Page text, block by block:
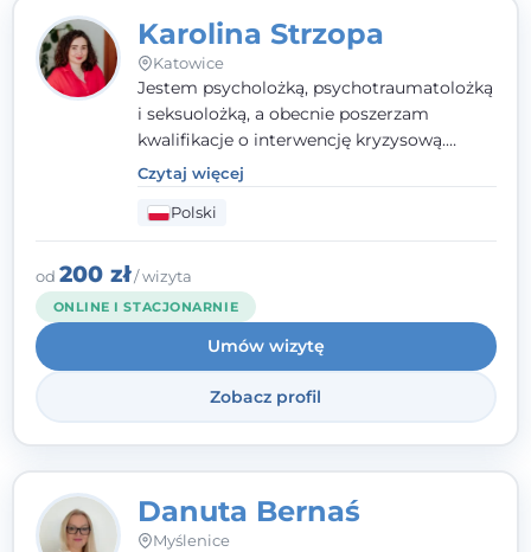
Karolina Strzopa
Katowice
Jestem psycholożką, psychotraumatolożką
i seksuolożką, a obecnie poszerzam
kwalifikacje o interwencję kryzysową.
Pracuję w nurcie terapii trzeciej fali, łącząc
metody o potwierdzonej skuteczności.
Towarzyszę młodzieży, dorosłym i parom w
radzeniu sobie z bolesnymi
doświadczeniami tak, by mogli żyć pełniej.
Czytaj więcej
Polski
od 200 zł/ wizyta
ONLINE I STACJONARNIE
Umów wizytę
Zobacz profil
Danuta Bernaś
Myślenice